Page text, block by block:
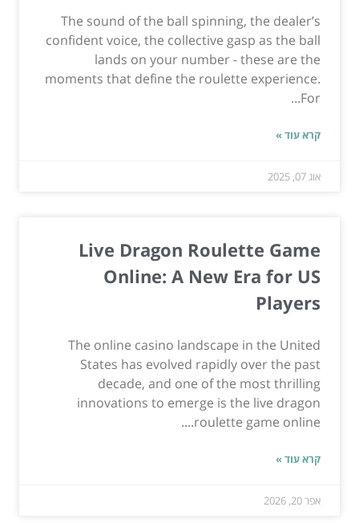
The sound of the ball spinning, the dealer’s
confident voice, the collective gasp as the ball
lands on your number - these are the
moments that define the roulette experience.
For...
קרא עוד »
אוג 07, 2025
Live Dragon Roulette Game
Online: A New Era for US
Players
The online casino landscape in the United
States has evolved rapidly over the past
decade, and one of the most thrilling
innovations to emerge is the live dragon
roulette game online....
קרא עוד »
אפר 20, 2026